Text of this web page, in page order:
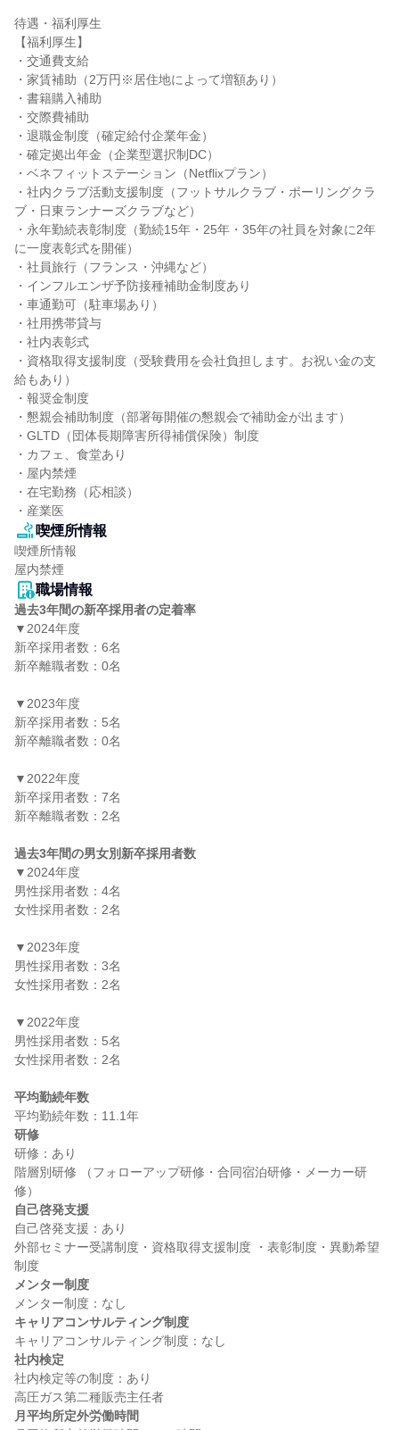
待遇・福利厚生
【福利厚生】
・交通費支給
・家賃補助（2万円※居住地によって増額あり）
・書籍購入補助
・交際費補助
・退職金制度（確定給付企業年金）
・確定拠出年金（企業型選択制DC）
・ベネフィットステーション（Netflixプラン）
・社内クラブ活動支援制度（フットサルクラブ・ボーリングクラ
ブ・日東ランナーズクラブなど）
・永年勤続表彰制度（勤続15年・25年・35年の社員を対象に2年
に一度表彰式を開催）
・社員旅行（フランス・沖縄など）
・インフルエンザ予防接種補助金制度あり
・車通勤可（駐車場あり）
・社用携帯貸与
・社内表彰式
・資格取得支援制度（受験費用を会社負担します。お祝い金の支
給もあり）
・報奨金制度
・懇親会補助制度（部署毎開催の懇親会で補助金が出ます）
・GLTD（団体長期障害所得補償保険）制度
・カフェ、食堂あり
・屋内禁煙
・在宅勤務（応相談）
・産業医
喫煙所情報
喫煙所情報
屋内禁煙
職場情報
過去3年間の新卒採用者の定着率
▼2024年度
新卒採用者数：6名
新卒離職者数：0名
▼2023年度
新卒採用者数：5名
新卒離職者数：0名
▼2022年度
新卒採用者数：7名
新卒離職者数：2名
過去3年間の男女別新卒採用者数
▼2024年度
男性採用者数：4名
女性採用者数：2名
▼2023年度
男性採用者数：3名
女性採用者数：2名
▼2022年度
男性採用者数：5名
女性採用者数：2名
平均勤続年数
研修
研修：あり
階層別研修 （フォローアップ研修・合同宿泊研修・メーカー研
自己啓発支援
自己啓発支援：あり
外部セミナー受講制度・資格取得支援制度 ・表彰制度・異動希望
メンター制度
キャリアコンサルティング制度
社内検定
社内検定等の制度：あり
月平均所定外労働時間